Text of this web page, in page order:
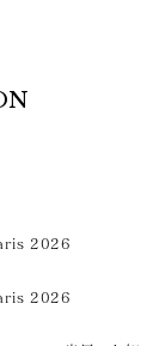
2026
2026